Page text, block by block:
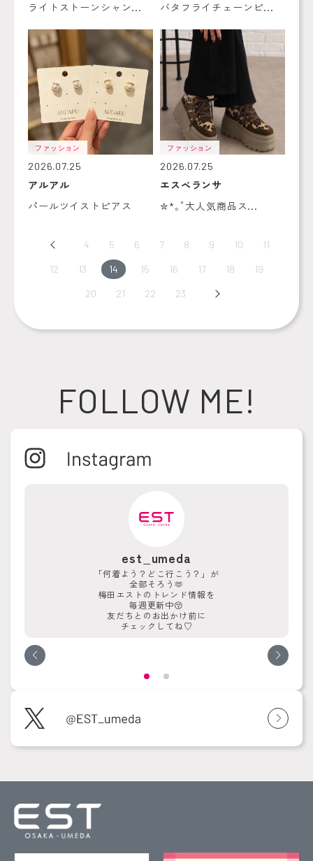
ライトストーンシャン...
バタフライチェーンピ...
ファッション
2026.07.25
アルアル
パールツイストピアス
ファッション
2026.07.25
エスペランサ
✮*｡ﾟ大人気商品ス...
Prev 4 5 6 7 8 9 10 11
12 13 14 15 16 17 18 19
20 21 22 23 Next
FOLLOW ME!
est_umeda
「何着よう？どこ行こう？」が
全部そろう🫶
梅田エストのトレンド情報を
毎週更新中😚
友だちとのお出かけ前に
チェックしてね♡